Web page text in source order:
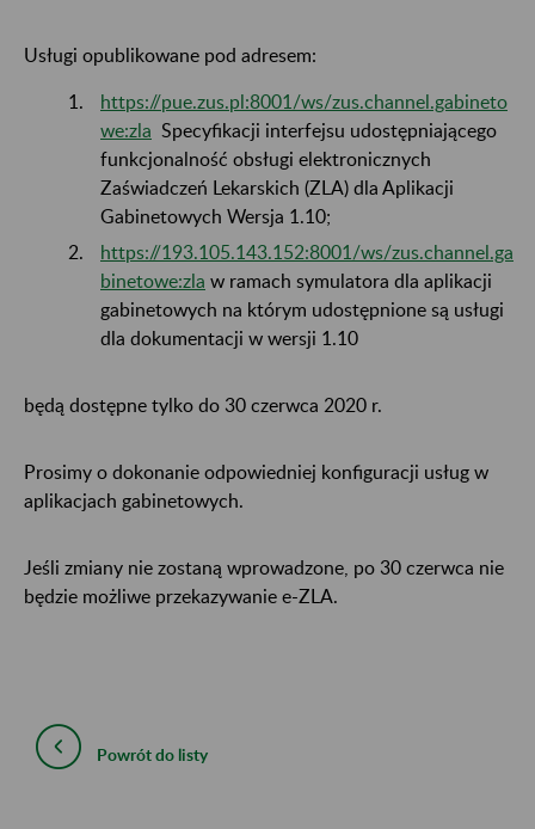
Usługi opublikowane pod adresem:
https://pue.zus.pl:8001/ws/zus.channel.gabineto
we:zla Specyfikacji interfejsu udostępniającego
funkcjonalność obsługi elektronicznych
Zaświadczeń Lekarskich (ZLA) dla Aplikacji
Gabinetowych Wersja 1.10;
https://193.105.143.152:8001/ws/zus.channel.ga
binetowe:zla w ramach symulatora dla aplikacji
gabinetowych na którym udostępnione są usługi
dla dokumentacji w wersji 1.10
będą dostępne tylko do 30 czerwca 2020 r.
Prosimy o dokonanie odpowiedniej konfiguracji usług w
aplikacjach gabinetowych.
Jeśli zmiany nie zostaną wprowadzone, po 30 czerwca nie
będzie możliwe przekazywanie e-ZLA.
Powrót do listy